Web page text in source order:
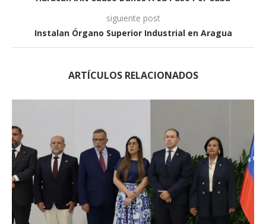
siguiente post
Instalan Órgano Superior Industrial en Aragua
ARTÍCULOS RELACIONADOS